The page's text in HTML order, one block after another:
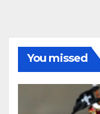
You missed